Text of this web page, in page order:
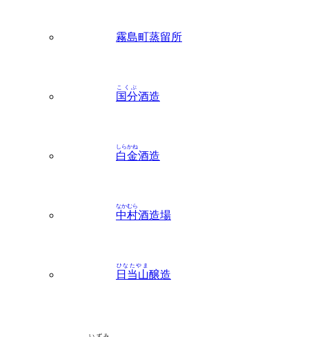
霧島町蒸留所
国分
こくぶ
酒造
白金
しらかね
酒造
中村
なかむら
酒造場
日当山
ひなたやま
醸造